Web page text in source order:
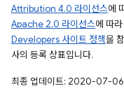
Attribution 4.0 라이선스에
Apache 2.0 라이선스에 따
Developers 사이트 정책을
사의 등록 상표입니다.
최종 업데이트: 2020-07-